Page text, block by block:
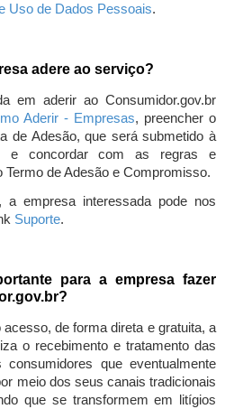
Uso de Dados Pessoais.
adere ao serviço?
em aderir ao Consumidor.gov.br
Aderir - Empresas, preencher o
de Adesão, que será submetido à
e concordar com as regras e
de Adesão e Compromisso.
a empresa interessada pode nos
Suporte.
para a empresa fazer
de forma direta e gratuita, a
o recebimento e tratamento das
que eventualmente
meio dos seus canais tradicionais
que se transformem em litígios